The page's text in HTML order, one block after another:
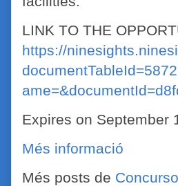
LINK TO THE
https://
Expires on September
Més informació
Més posts de